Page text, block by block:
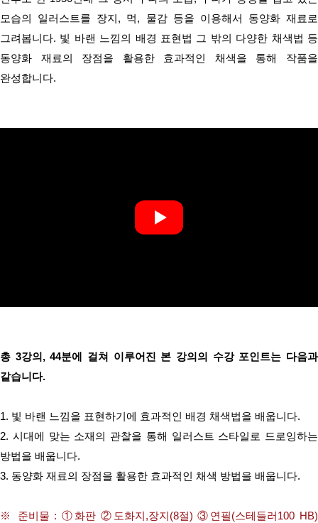
모습의 일러스트를 장지, 먹, 물감 등을 이용해서 동양화 재료로
그려봅니다. 빛 바랜 느낌의 배경 표현법 그 밖의 다양한 채색법 등
동양화 재료의 장점을 활용한 효과적인 채색을 통해 작품을
완성합니다.
총 3강의, 44분에 걸쳐 이루어진 본 강의의 수강 포인트는 다음과
같습니다.
1. 빛 바랜 느낌을 표현하기에 효과적인 배경 채색법을 배웁니다.
2. 시대에 맞는 소재의 관찰을 통해 일러스트 스타일로 드로잉하는
방법을 배웁니다.
3. 동양화 재료의 장점을 활용한 효과적인 채색 방법을 배웁니다.
※ 준비물 : ①화판 ②도화지,장지(8절) ③ 연필(스테들러100 HB)